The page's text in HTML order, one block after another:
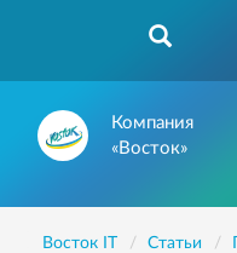
Компания
«Восток»
Восток IT Статьи